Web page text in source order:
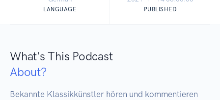
LANGUAGE PUBLISHED
What's This Podcast
About?
Bekannte Klassikkünstler hören und kommentieren